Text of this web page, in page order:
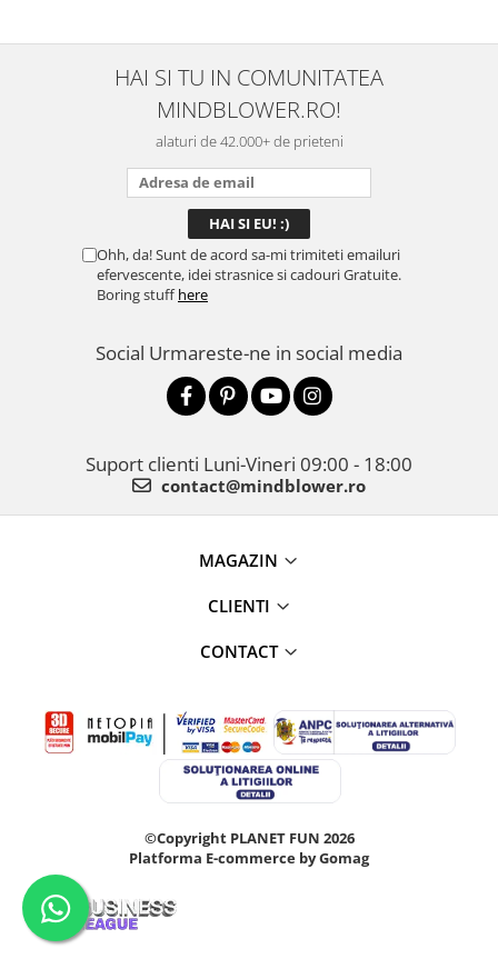
este sigură, fără scurgeri. O
folosesc aproape zilnic la
serviciu și sunt foarte
dimensiunea este
potrivită. Sunt foarte
mulțumită de achiziție și o
recomand celor care vor
HAI SI TU IN COMUNITATEA
MINDBLOWER.RO!
alaturi de 42.000+ de prieteni
Ohh, da! Sunt de acord sa-mi trimiteti emailuri
efervescente, idei strasnice si cadouri Gratuite.
Boring stuffhere
Social Urmareste-ne in social media
Suport clienti Luni-Vineri 09:00 - 18:00
contact@mindblower.ro
MAGAZIN
CLIENTI
CONTACT
©Copyright PLANET FUN 2026
Platforma E-commerce by Gomag